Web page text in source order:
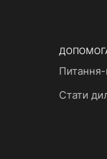
Питання-
Стати